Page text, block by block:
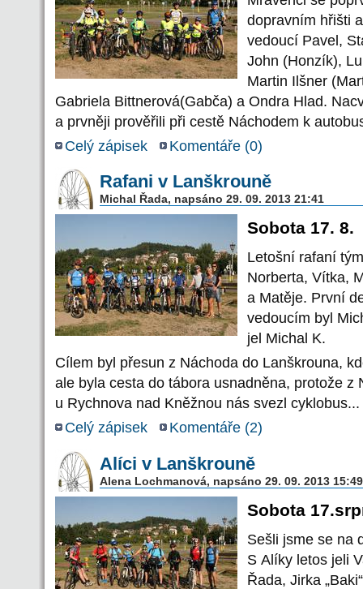
dopravním hřišti
vedoucí Pavel,
John (Honzík),
Martin Ilšner
Gabriela Bittnerová(Gabča) a Ondra Hlad.
a prvněji prověřili při cestě Náchodem k
Celý zápisek
Komentáře (0)
Rafani v Lanškrouně
Michal Řada, napsáno 29. 09. 2013 21:41
Sobota 17. 8.
Letošní rafaní
Norberta, Vítka,
a Matěje. První
vedoucím byl
jel Michal K.
Cílem byl přesun z Náchoda do Lanškrouna,
ale byla cesta do tábora usnadněna, protože z
u Rychnova nad Kněžnou nás svezl cyklobus...
Celý zápisek
Komentáře (2)
Alíci v Lanškrouně
Alena Lochmanová, napsáno 29. 09. 2013 15:49
Sobota
Sešli jsme se na
S Alíky letos jeli
Řada, Jirka